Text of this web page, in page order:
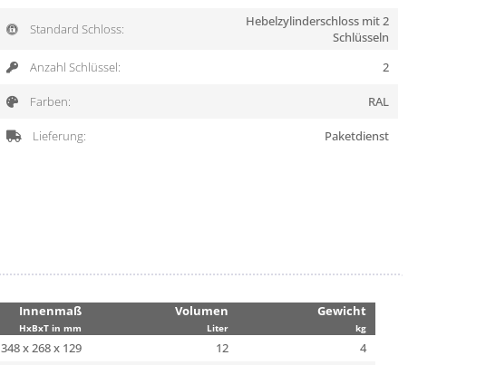
Standard Schloss:
Hebelzylinderschloss mit 2
Schlüsseln
Anzahl Schlüssel:
2
Farben: RAL
Lieferung: Paketdienst
Innenmaß
HxBxT in mm
Volumen
Liter
Gewicht
kg
348 x 268 x 129 12
4